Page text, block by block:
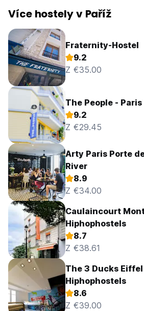
Více hostely v Paříž
Fraternity-Hostel
9.2
Z €35.00
The People -
9.2
Z €29.45
Arty Paris Porte
River
8.9
Z €34.00
Caulaincourt
Hiphophostels
8.7
Z €38.61
The 3 Ducks
Hiphophostels
8.6
Z €39.00